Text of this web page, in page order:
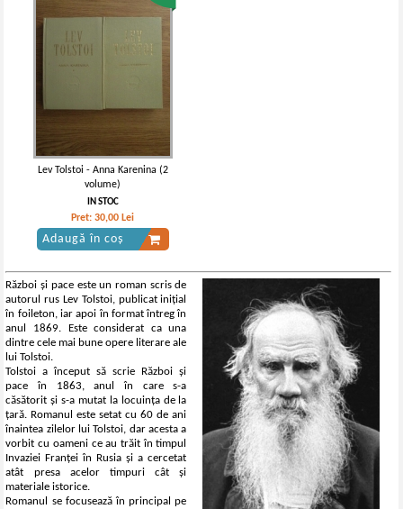
Lev Tolstoi - Anna Karenina (2
volume)
IN STOC
Pret:30,00 Lei
Adaugă în coș
Război și pace este un roman scris de
autorul rus Lev Tolstoi, publicat inițial
în foileton, iar apoi în format întreg în
anul 1869. Este considerat ca una
dintre cele mai bune opere literare ale
lui Tolstoi.
Tolstoi a început să scrie Război și
pace în 1863, anul în care s-a
căsătorit și s-a mutat la locuința de la
țară. Romanul este setat cu 60 de ani
înaintea zilelor lui Tolstoi, dar acesta a
vorbit cu oameni ce au trăit în timpul
Invaziei Franței în Rusia și a cercetat
atât presa acelor timpuri cât și
materiale istorice.
Romanul se focusează în principal pe